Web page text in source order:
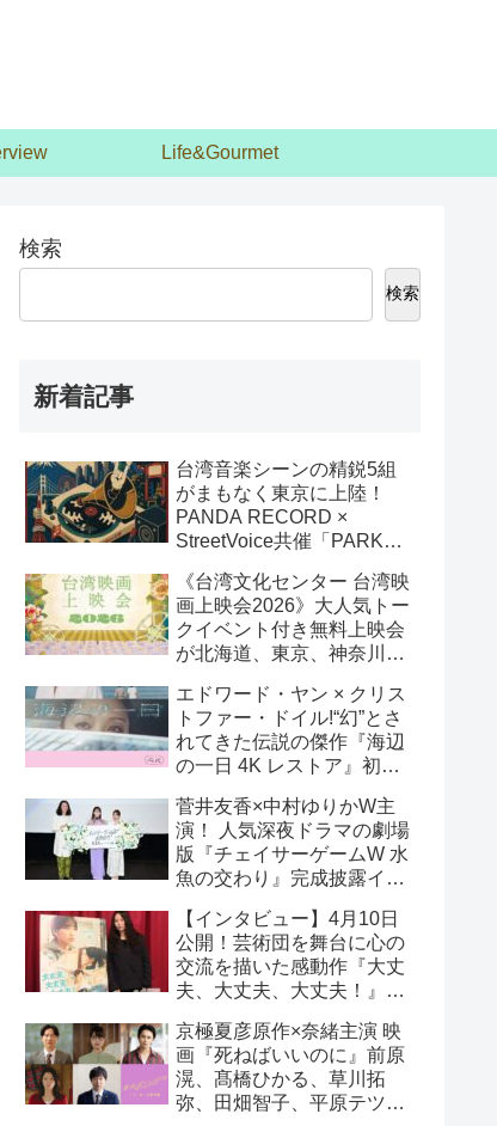
Life&Gourmet
検索
検索
新着記事
台湾音楽シーンの精鋭5組
がまもなく東京に上陸！
PANDA RECORD ×
StreetVoice共催「PARK
好評発売中！
《台湾文化センター 台湾映
画上映会2026》大人気トー
クイベント付き無料上映会
が北海道、東京、神奈川、
決定!
エドワード・ヤン × クリス
トファー・ドイル!“幻”とさ
れてきた伝説の傑作『海辺
の一日 4K レストア』初の
『恐怖分子 デジタルリマス
ター』上映も!
菅井友香×中村ゆりかW主
演！ 人気深夜ドラマの劇場
版『チェイサーゲームW 水
魚の交わり』完成披露イベ
恋愛相談トーク開催！
【インタビュー】4月10日
公開！芸術団を舞台に心の
交流を描いた感動作『大丈
夫、大丈夫、大丈夫！』キ
ー
京極夏彦原作×奈緒主演 映
画『死ねばいいのに』前原
滉、髙橋ひかる、草川拓
弥、田畑智子、平原テツら